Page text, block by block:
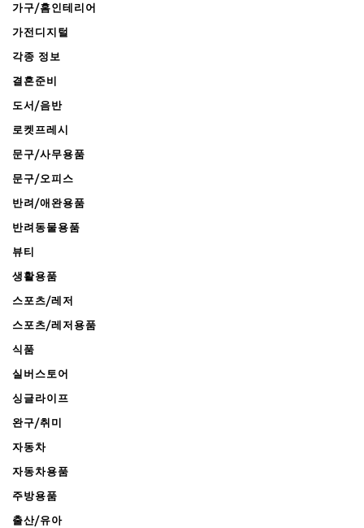
가구/홈인테리어
가전디지털
각종 정보
결혼준비
도서/음반
로켓프레시
문구/사무용품
문구/오피스
반려/애완용품
반려동물용품
뷰티
생활용품
스포츠/레저
스포츠/레저용품
식품
실버스토어
싱글라이프
완구/취미
자동차
자동차용품
주방용품
출산/유아